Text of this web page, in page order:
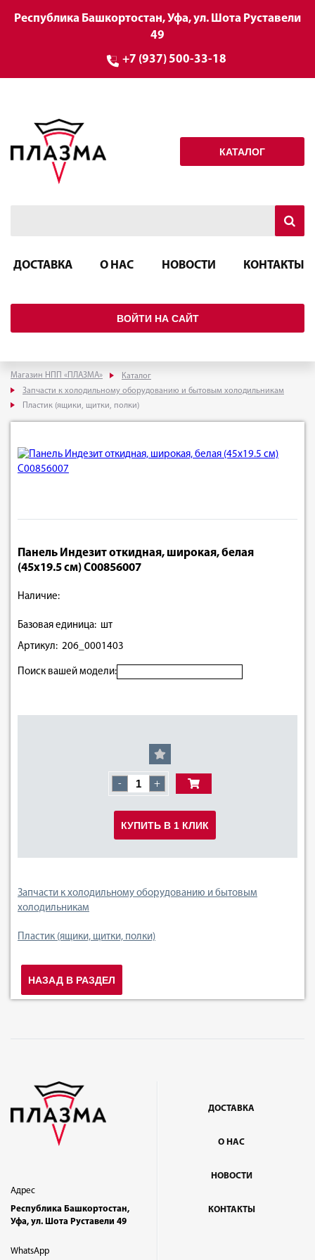
Республика Башкортостан, Уфа, ул. Шота Руставели
49
+7 (937) 500-33-18
КАТАЛОГ
ДОСТАВКА О НАС НОВОСТИ КОНТАКТЫ
ВОЙТИ НА САЙТ
Магазин НПП «ПЛАЗМА»
Каталог
Запчасти к холодильному оборудованию и бытовым холодильникам
Пластик (ящики, щитки, полки)
Панель Индезит откидная, широкая, белая
(45x19.5 см) C00856007
Наличие:
Базовая единица: шт
Артикул: 206_0001403
Поиск вашей модели:
- +
КУПИТЬ В 1 КЛИК
Запчасти к холодильному оборудованию и бытовым
холодильникам
Пластик (ящики, щитки, полки)
НАЗАД В РАЗДЕЛ
Адрес
Республика Башкортостан,
Уфа, ул. Шота Руставели 49
WhatsApp
ДОСТАВКА
О НАС
НОВОСТИ
КОНТАКТЫ